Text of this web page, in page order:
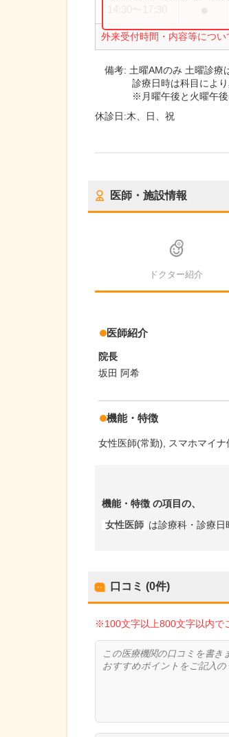
外来受付時間・内容等につい
備考: 土曜AMのみ 土曜診療
診療日時は科目によ
※月曜午後と火曜午
休診日:木、日、祝
医師・施設情報
ドクター紹介
医師紹介
院長
坂田 阿希
機能・特徴
女性医師(常勤) スマホマイナ
機能・特徴 の項目の、
女性医師 は診療科・診療
口コミ (0件)
※100文字以上800文字以内で